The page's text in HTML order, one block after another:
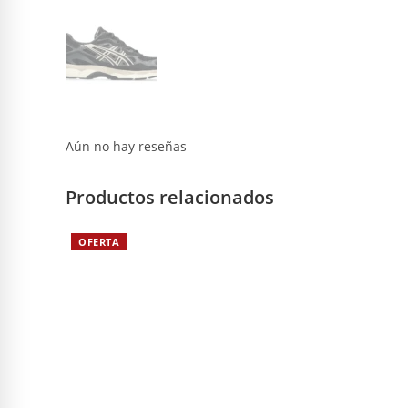
Aún no hay reseñas
Productos relacionados
OFERTA